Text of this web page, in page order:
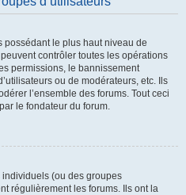
possédant le plus haut niveau de
contrôler toutes les opérations
permissions, le bannissement
ou de modérateurs, etc. Ils
l’ensemble des forums. Tout ceci
le fondateur du forum.
(ou des groupes
régulièrement les forums. Ils ont la